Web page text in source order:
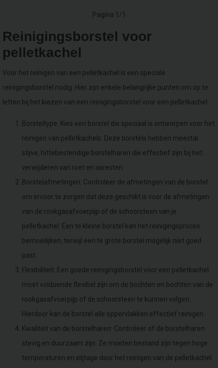
Pagina 1/1
Reinigingsborstel voor
pelletkachel
Voor het reinigen van een pelletkachel is een speciale
reinigingsborstel nodig. Hier zijn enkele belangrijke punten om op te
letten bij het kiezen van een reinigingsborstel voor een pelletkachel:
Borsteltype: Kies een borstel die speciaal is ontworpen voor het
reinigen van pelletkachels. Deze borstels hebben meestal
stijve, hittebestendige borstelharen die effectief zijn bij het
verwijderen van roet en asresten.
Borstelafmetingen: Controleer de afmetingen van de borstel
om ervoor te zorgen dat deze geschikt is voor de afmetingen
van de rookgasafvoerpijp of de schoorsteen van je
pelletkachel. Een te kleine borstel kan het reinigingsproces
bemoeilijken, terwijl een te grote borstel mogelijk niet goed
past.
Flexibiliteit: Een goede reinigingsborstel voor een pelletkachel
moet voldoende flexibel zijn om de bochten en bochten van de
rookgasafvoerpijp of de schoorsteen te kunnen volgen.
Hierdoor kan de borstel alle oppervlakken effectief reinigen.
Kwaliteit van de borstelharen: Controleer of de borstelharen
stevig en duurzaam zijn. Ze moeten bestand zijn tegen hoge
temperaturen en slijtage door het reinigen van de pelletkachel.